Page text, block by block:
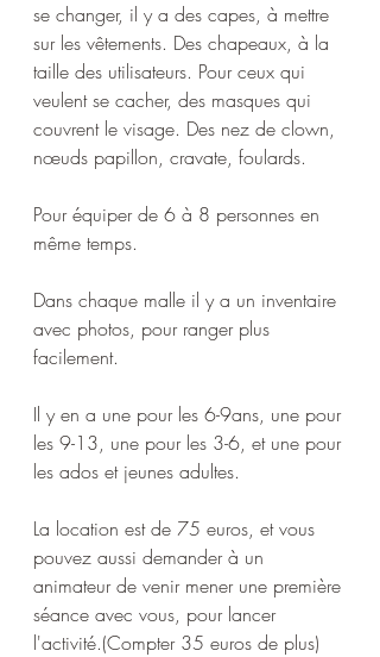
se changer, il y a des capes, à mettre
sur les vêtements. Des chapeaux, à la
taille des utilisateurs. Pour ceux qui
veulent se cacher, des masques qui
couvrent le visage. Des nez de clown,
nœuds papillon, cravate, foulards.
Pour équiper de 6 à 8 personnes en
même temps.
Dans chaque malle il y a un inventaire
avec photos, pour ranger plus
facilement.
Il y en a une pour les 6-9ans, une pour
les 9-13, une pour les 3-6, et une pour
les ados et jeunes adultes.
La location est de 75 euros, et vous
pouvez aussi demander à un
animateur de venir mener une première
séance avec vous, pour lancer
l'activité.(Compter 35 euros de plus)